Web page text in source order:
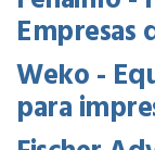
Weko -
para